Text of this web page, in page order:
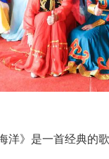
洋》是一首经典的